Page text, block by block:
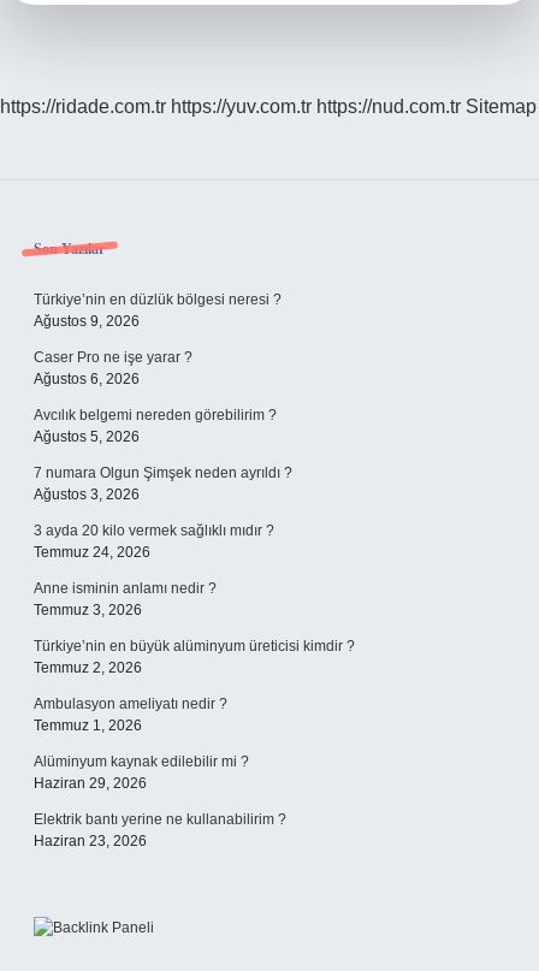
https://ridade.com.tr https://yuv.com.tr https://nud.com.tr Sitemap
Sidebar
Son Yazılar
Türkiye’nin en düzlük bölgesi neresi ?
Ağustos 9, 2026
Caser Pro ne işe yarar ?
Ağustos 6, 2026
Avcılık belgemi nereden görebilirim ?
Ağustos 5, 2026
7 numara Olgun Şimşek neden ayrıldı ?
Ağustos 3, 2026
3 ayda 20 kilo vermek sağlıklı mıdır ?
Temmuz 24, 2026
Anne isminin anlamı nedir ?
Temmuz 3, 2026
Türkiye’nin en büyük alüminyum üreticisi kimdir ?
Temmuz 2, 2026
Ambulasyon ameliyatı nedir ?
Temmuz 1, 2026
Alüminyum kaynak edilebilir mi ?
Haziran 29, 2026
Elektrik bantı yerine ne kullanabilirim ?
Haziran 23, 2026